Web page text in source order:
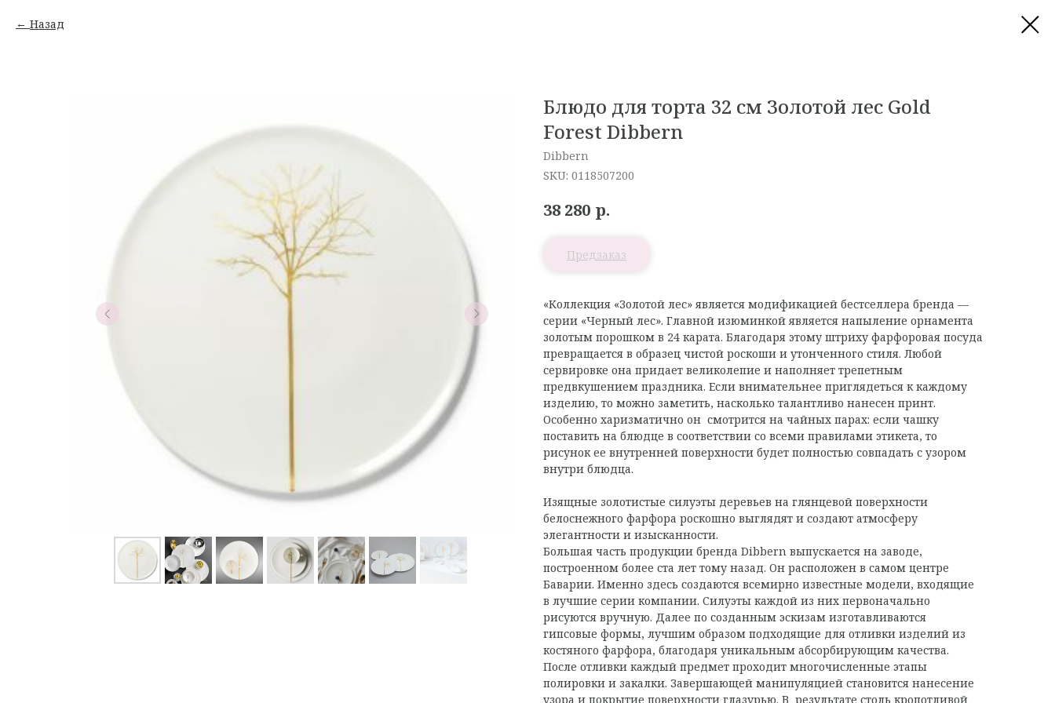
Назад
Блюдо для торта 32 см Золотой лес Gold
Forest Dibbern
Dibbern
SKU: 0118507200
38 280 р.
«Коллекция «Золотой лес» является модификацией бестселлера бренда —
серии «Черный лес». Главной изюминкой является напыление орнамента
золотым порошком в 24 карата. Благодаря этому штриху фарфоровая посуда
превращается в образец чистой роскоши и утонченного стиля. Любой
сервировке она придает великолепие и наполняет трепетным
предвкушением праздника. Если внимательнее приглядеться к каждому
изделию, то можно заметить, насколько талантливо нанесен принт.
Особенно харизматично он смотрится на чайных парах: если чашку
поставить на блюдце в соответствии со всеми правилами этикета, то
рисунок ее внутренней поверхности будет полностью совпадать с узором
внутри блюдца.
Изящные золотистые силуэты деревьев на глянцевой поверхности
белоснежного фарфора роскошно выглядят и создают атмосферу
элегантности и изысканности.
Большая часть продукции бренда Dibbern выпускается на заводе,
построенном более ста лет тому назад. Он расположен в самом центре
Баварии. Именно здесь создаются всемирно известные модели, входящие
в лучшие серии компании. Силуэты каждой из них первоначально
рисуются вручную. Далее по созданным эскизам изготавливаются
гипсовые формы, лучшим образом подходящие для отливки изделий из
костяного фарфора, благодаря уникальным абсорбирующим качества.
После отливки каждый предмет проходит многочисленные этапы
полировки и закалки. Завершающей манипуляцией становится нанесение
узора и покрытие поверхности глазурью. В результате столь кропотливой